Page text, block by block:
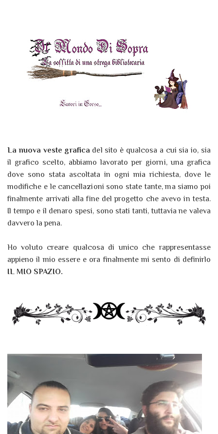
La nuova veste grafica del sito è qualcosa a cui sia io, sia
il grafico scelto, abbiamo lavorato per giorni, una grafica
dove sono stata ascoltata in ogni mia richiesta, dove le
modifiche e le cancellazioni sono state tante, ma siamo poi
finalmente arrivati alla fine del progetto che avevo in testa.
Il tempo e il denaro spesi, sono stati tanti, tuttavia ne valeva
davvero la pena.
Ho voluto creare qualcosa di unico che rappresentasse
appieno il mio essere e ora finalmente mi sento di definirlo
IL MIO SPAZIO.